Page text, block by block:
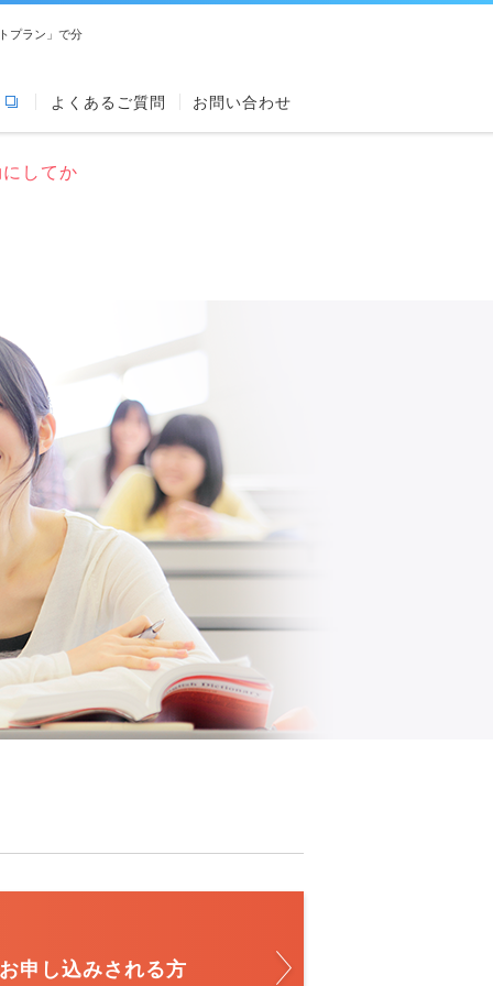
プラン」で分
よくあるご質問 お問い合わせ
してか
申し込みされる方